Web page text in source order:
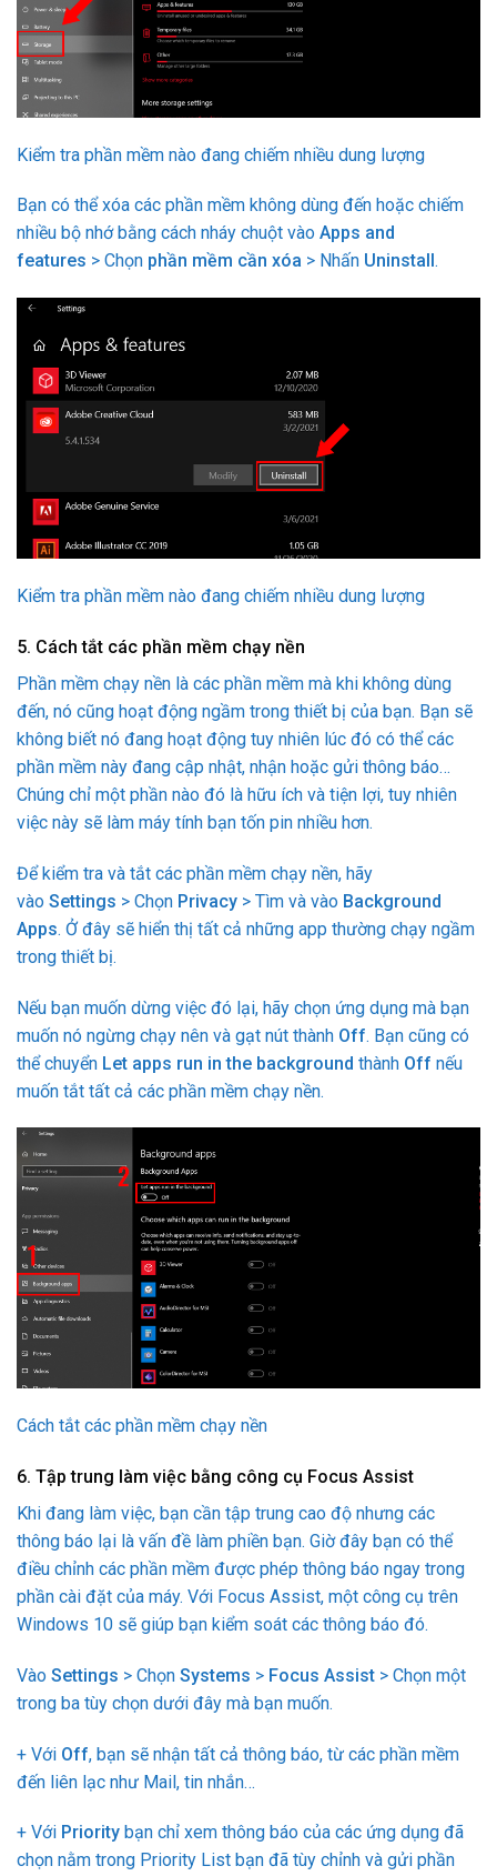
Kiểm tra phần mềm nào đang chiếm nhiều dung lượng
Bạn có thể xóa các phần mềm không dùng đến hoặc chiếm
nhiều bộ nhớ bằng cách nháy chuột vào Apps and
features > Chọn phần mềm cần xóa > Nhấn Uninstall .
Kiểm tra phần mềm nào đang chiếm nhiều dung lượng
5. Cách tắt các phần mềm chạy nền
Phần mềm chạy nền là các phần mềm mà khi không dùng
đến, nó cũng hoạt động ngầm trong thiết bị của bạn. Bạn sẽ
không biết nó đang hoạt động tuy nhiên lúc đó có thể các
phần mềm này đang cập nhật, nhận hoặc gửi thông báo…
Chúng chỉ một phần nào đó là hữu ích và tiện lợi, tuy nhiên
việc này sẽ làm máy tính bạn tốn pin nhiều hơn.
Để kiểm tra và tắt các phần mềm chạy nền, hãy
vào Settings > Chọn Privacy > Tìm và vào Background
Apps. Ở đây sẽ hiển thị tất cả những app thường chạy ngầm
trong thiết bị.
Nếu bạn muốn dừng việc đó lại, hãy chọn ứng dụng mà bạn
muốn nó ngừng chạy nên và gạt nút thành Off. Bạn cũng có
thể chuyển Let apps run in the background thành Off nếu
muốn tắt tất cả các phần mềm chạy nền.
Cách tắt các phần mềm chạy nền
6. Tập trung làm việc bằng công cụ Focus Assist
Khi đang làm việc, bạn cần tập trung cao độ nhưng các
thông báo lại là vấn đề làm phiền bạn. Giờ đây bạn có thể
điều chỉnh các phần mềm được phép thông báo ngay trong
phần cài đặt của máy. Với Focus Assist, một công cụ trên
Windows 10 sẽ giúp bạn kiểm soát các thông báo đó.
Vào Settings > Chọn Systems > Focus Assist > Chọn một
trong ba tùy chọn dưới đây mà bạn muốn.
+ Với Off, bạn sẽ nhận tất cả thông báo, từ các phần mềm
đến liên lạc như Mail, tin nhắn…
+ Với Priority bạn chỉ xem thông báo của các ứng dụng đã
chọn nằm trong Priority List bạn đã tùy chỉnh và gửi phần